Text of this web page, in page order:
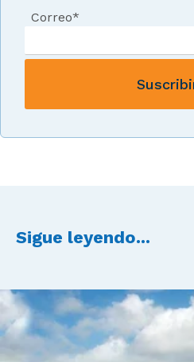
Correo*
Sigue leyendo...